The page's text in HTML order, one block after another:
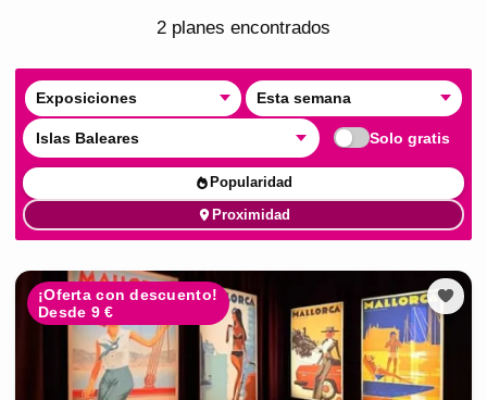
2 planes encontrados
Exposiciones Esta semana
Islas Baleares Solo gratis
Popularidad
Proximidad
¡Oferta con descuento!
Desde 9 €